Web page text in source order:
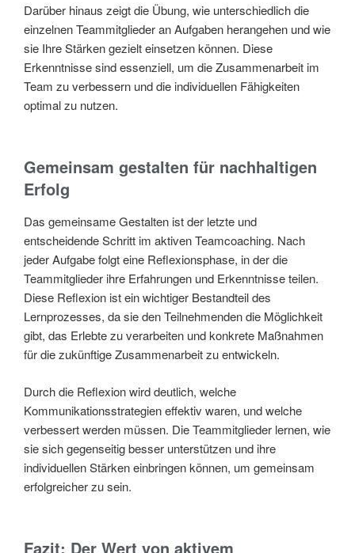
Darüber hinaus zeigt die Übung, wie unterschiedlich die
einzelnen Teammitglieder an Aufgaben herangehen und wie
sie Ihre Stärken gezielt einsetzen können. Diese
Erkenntnisse sind essenziell, um die Zusammenarbeit im
Team zu verbessern und die individuellen Fähigkeiten
optimal zu nutzen.
Gemeinsam gestalten für nachhaltigen
Erfolg
Das gemeinsame Gestalten ist der letzte und
entscheidende Schritt im aktiven Teamcoaching. Nach
jeder Aufgabe folgt eine Reflexionsphase, in der die
Teammitglieder ihre Erfahrungen und Erkenntnisse teilen.
Diese Reflexion ist ein wichtiger Bestandteil des
Lernprozesses, da sie den Teilnehmenden die Möglichkeit
gibt, das Erlebte zu verarbeiten und konkrete Maßnahmen
für die zukünftige Zusammenarbeit zu entwickeln.
Durch die Reflexion wird deutlich, welche
Kommunikationsstrategien effektiv waren, und welche
verbessert werden müssen. Die Teammitglieder lernen, wie
sie sich gegenseitig besser unterstützen und ihre
individuellen Stärken einbringen können, um gemeinsam
erfolgreicher zu sein.
Fazit: Der Wert von aktivem